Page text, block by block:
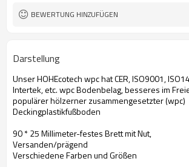
BEWERTUNG HINZUFÜGEN
Darstellung
Unser HOHEcotech wpc hat CER, ISO9001,
Intertek, etc. wpc Bodenbelag, besseres im
populärer hölzerner zusammengesetzter (wpc)
Deckingplastikfußboden
90 * 25 Millimeter-festes Brett mit Nut,
Versanden/prägend
Verschiedene Farben und Größen